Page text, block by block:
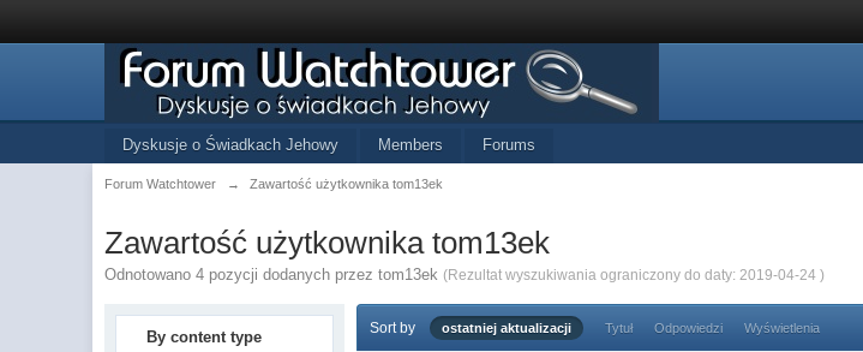
Dyskusje o Świadkach Jehowy Members Forums
Forum Watchtower → Zawartość użytkownika tom13ek
Zawartość użytkownika tom13ek
Odnotowano 4 pozycji dodanych przez tom13ek (Rezultat wyszukiwania ograniczony do daty: 2019-04-24 )
By content type Sort by ostatniej aktualizacji Tytuł Odpowiedzi Wyświetlenia